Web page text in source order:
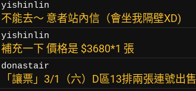
yishinlin
不能去～ 意者站內信（會坐我隔壁XD)
yishinlin
補充一下 價格是 $3680*1 張
donastair
「讓票」3/1（六）D區13排兩張連號出